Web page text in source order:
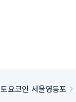
토요코인 서울영등포